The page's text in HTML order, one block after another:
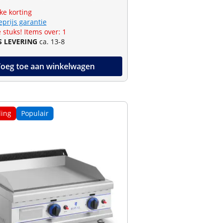
korting
garantie
stuks! Items over: 1
LEVERING ca. 13-8
toe aan winkelwagen
Populair